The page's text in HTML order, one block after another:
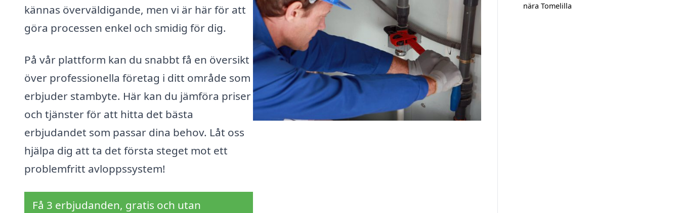
kännas överväldigande, men vi är här för att
göra processen enkel och smidig för dig.
På vår plattform kan du snabbt få en översikt
över professionella företag i ditt område som
erbjuder stambyte. Här kan du jämföra priser
och tjänster för att hitta det bästa
erbjudandet som passar dina behov. Låt oss
hjälpa dig att ta det första steget mot ett
problemfritt avloppssystem!
Få 3 erbjudanden, gratis och utan
nära Tomelilla